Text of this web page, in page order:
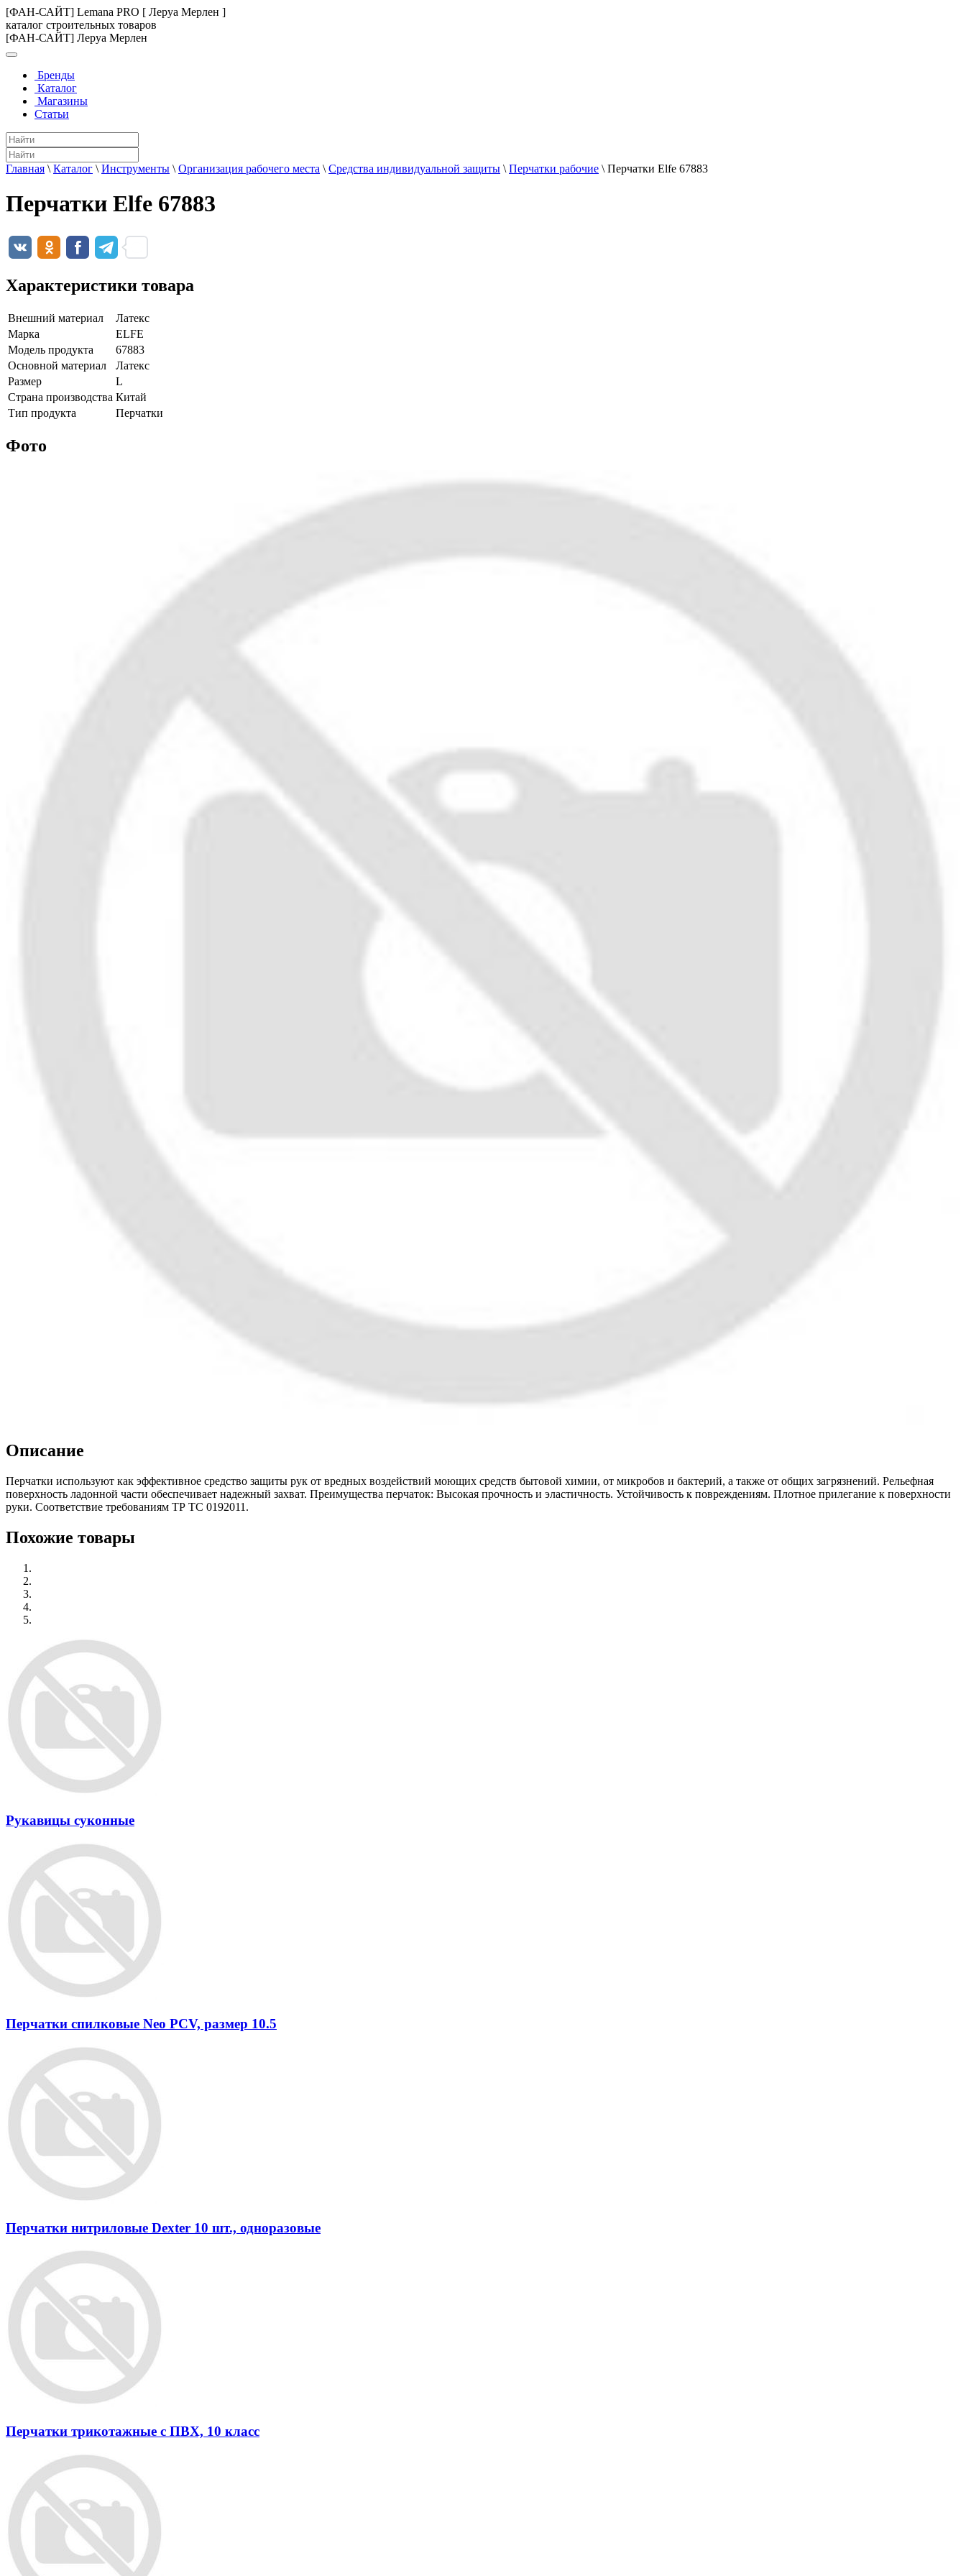
[ФАН-САЙТ] Lemana PRO [ Леруа Мерлен ]
каталог строительных товаров
[ФАН-САЙТ] Леруа Мерлен
Бренды
Каталог
Магазины
Статьи
Главная \ Каталог \ Инструменты \ Организация рабочего места \ Средства индивидуальной защиты \ Перчатки рабочие \ Перчатки Elfe 67883
Перчатки Elfe 67883
Характеристики товара
Внешний материал
Латекс
Марка
ELFE
Модель продукта
67883
Основной материал
Латекс
Размер
L
Страна производства Китай
Тип продукта
Перчатки
Фото
Описание
Перчатки используют как эффективное средство защиты рук от вредных воздействий моющих средств бытовой химии, от микробов и бактерий, а также от общих загрязнений. Рельефная
поверхность ладонной части обеспечивает надежный захват. Преимущества перчаток: Высокая прочность и эластичность. Устойчивость к повреждениям. Плотное прилегание к поверхности
руки. Соответствие требованиям ТР ТС 0192011.
Похожие товары
Рукавицы суконные
Перчатки спилковые Neo PCV, размер 10.5
Перчатки нитриловые Dexter 10 шт., одноразовые
Перчатки трикотажные с ПВХ, 10 класс